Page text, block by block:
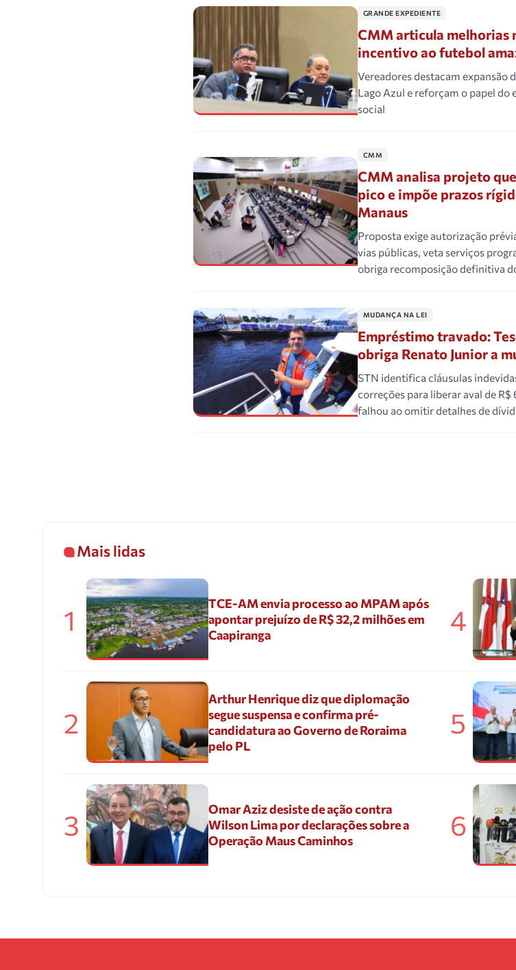
GRANDE EXPEDIENTE
CMM articula melhorias
incentivo ao futebol
Vereadores destacam expansão
Lago Azul e reforçam o papel
social
CMM
CMM analisa projeto
pico e impõe prazos
Manaus
Proposta exige autorização
vias públicas, veta serviços
obriga recomposição definitiva
MUDANÇA NA LEI
Empréstimo travado:
obriga Renato Junior a
STN identifica cláusulas
correções para liberar aval de
falhou ao omitir detalhes de
Mais lidas
1
TCE-AM envia processo ao MPAM após
apontar prejuízo de R$ 32,2 milhões em
Caapiranga
2
Arthur Henrique diz que diplomação
segue suspensa e confirma pré-
candidatura ao Governo de Roraima
pelo PL
3
Omar Aziz desiste de ação contra
Wilson Lima por declarações sobre a
Operação Maus Caminhos
4
5
6